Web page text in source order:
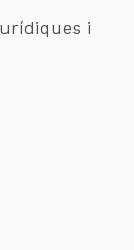
i